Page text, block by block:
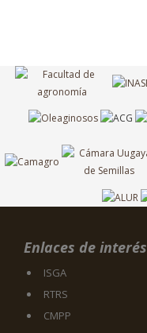
Enlaces de interés
ISGA
RTRS
CMPP